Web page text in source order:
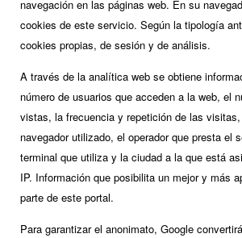
navegación en las páginas web. En su
cookies de este servicio. Según la tipología
cookies propias, de sesión y de análisis.
A través de la analítica web se obtiene
número de usuarios que acceden a la web, el
vistas, la frecuencia y repetición de las
navegador utilizado, el operador que presta el
terminal que utiliza y la ciudad a la que está
IP. Información que posibilita un mejor y más
parte de este portal.
Para garantizar el anonimato, Google